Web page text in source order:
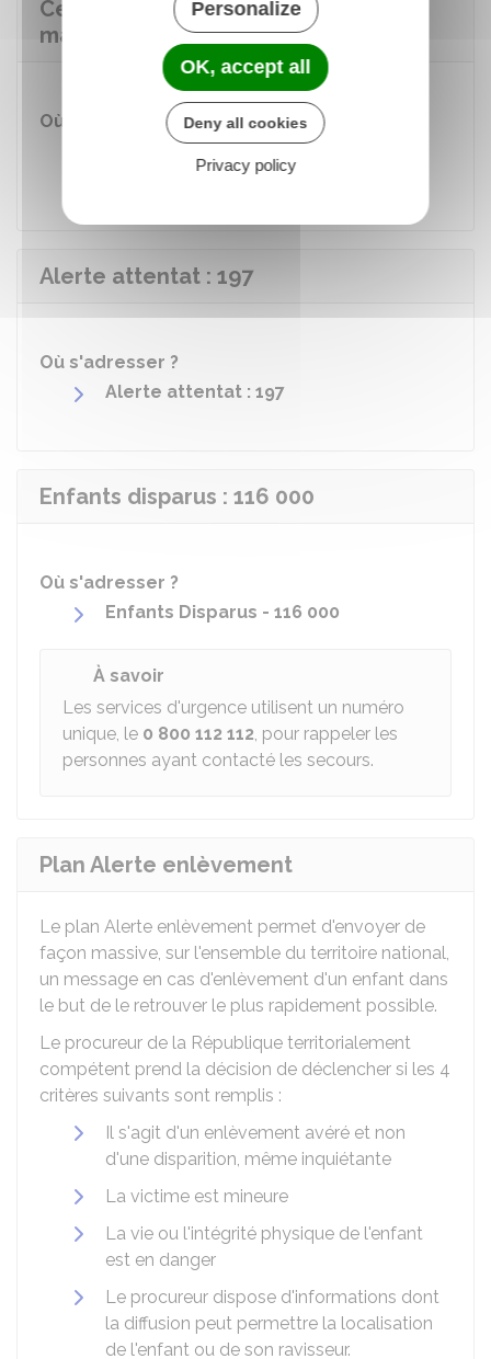
Centre de consultation médicale
maritime (CCMM)
Où s'adresser ?
maritime (CCMM)
Alerte attentat : 197
Où s'adresser ?
Alerte attentat : 197
Enfants disparus : 116 000
Où s'adresser ?
Enfants Disparus - 116 000
À savoir
Les services d'urgence utilisent un numéro
unique, le 0 800 112 112, pour rappeler les
personnes ayant contacté les secours.
Plan Alerte enlèvement
Le plan Alerte enlèvement permet d'envoyer de
façon massive, sur l'ensemble du territoire national,
un message en cas d'enlèvement d'un enfant dans
le but de le retrouver le plus rapidement possible.
Le procureur de la République territorialement
compétent prend la décision de déclencher si les 4
critères suivants sont remplis :
Il s'agit d'un enlèvement avéré et non
d'une disparition, même inquiétante
La victime est mineure
La vie ou l'intégrité physique de l'enfant
est en danger
Le procureur dispose d'informations dont
la diffusion peut permettre la localisation
de l'enfant ou de son ravisseur.
Personalize
OK, accept all
Deny all cookies
Privacy policy